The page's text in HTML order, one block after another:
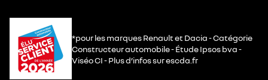
*pour les marques Renault et Dacia - Catégorie
Constructeur automobile - Étude Ipsos bva -
Viséo CI - Plus d’infos sur escda.fr